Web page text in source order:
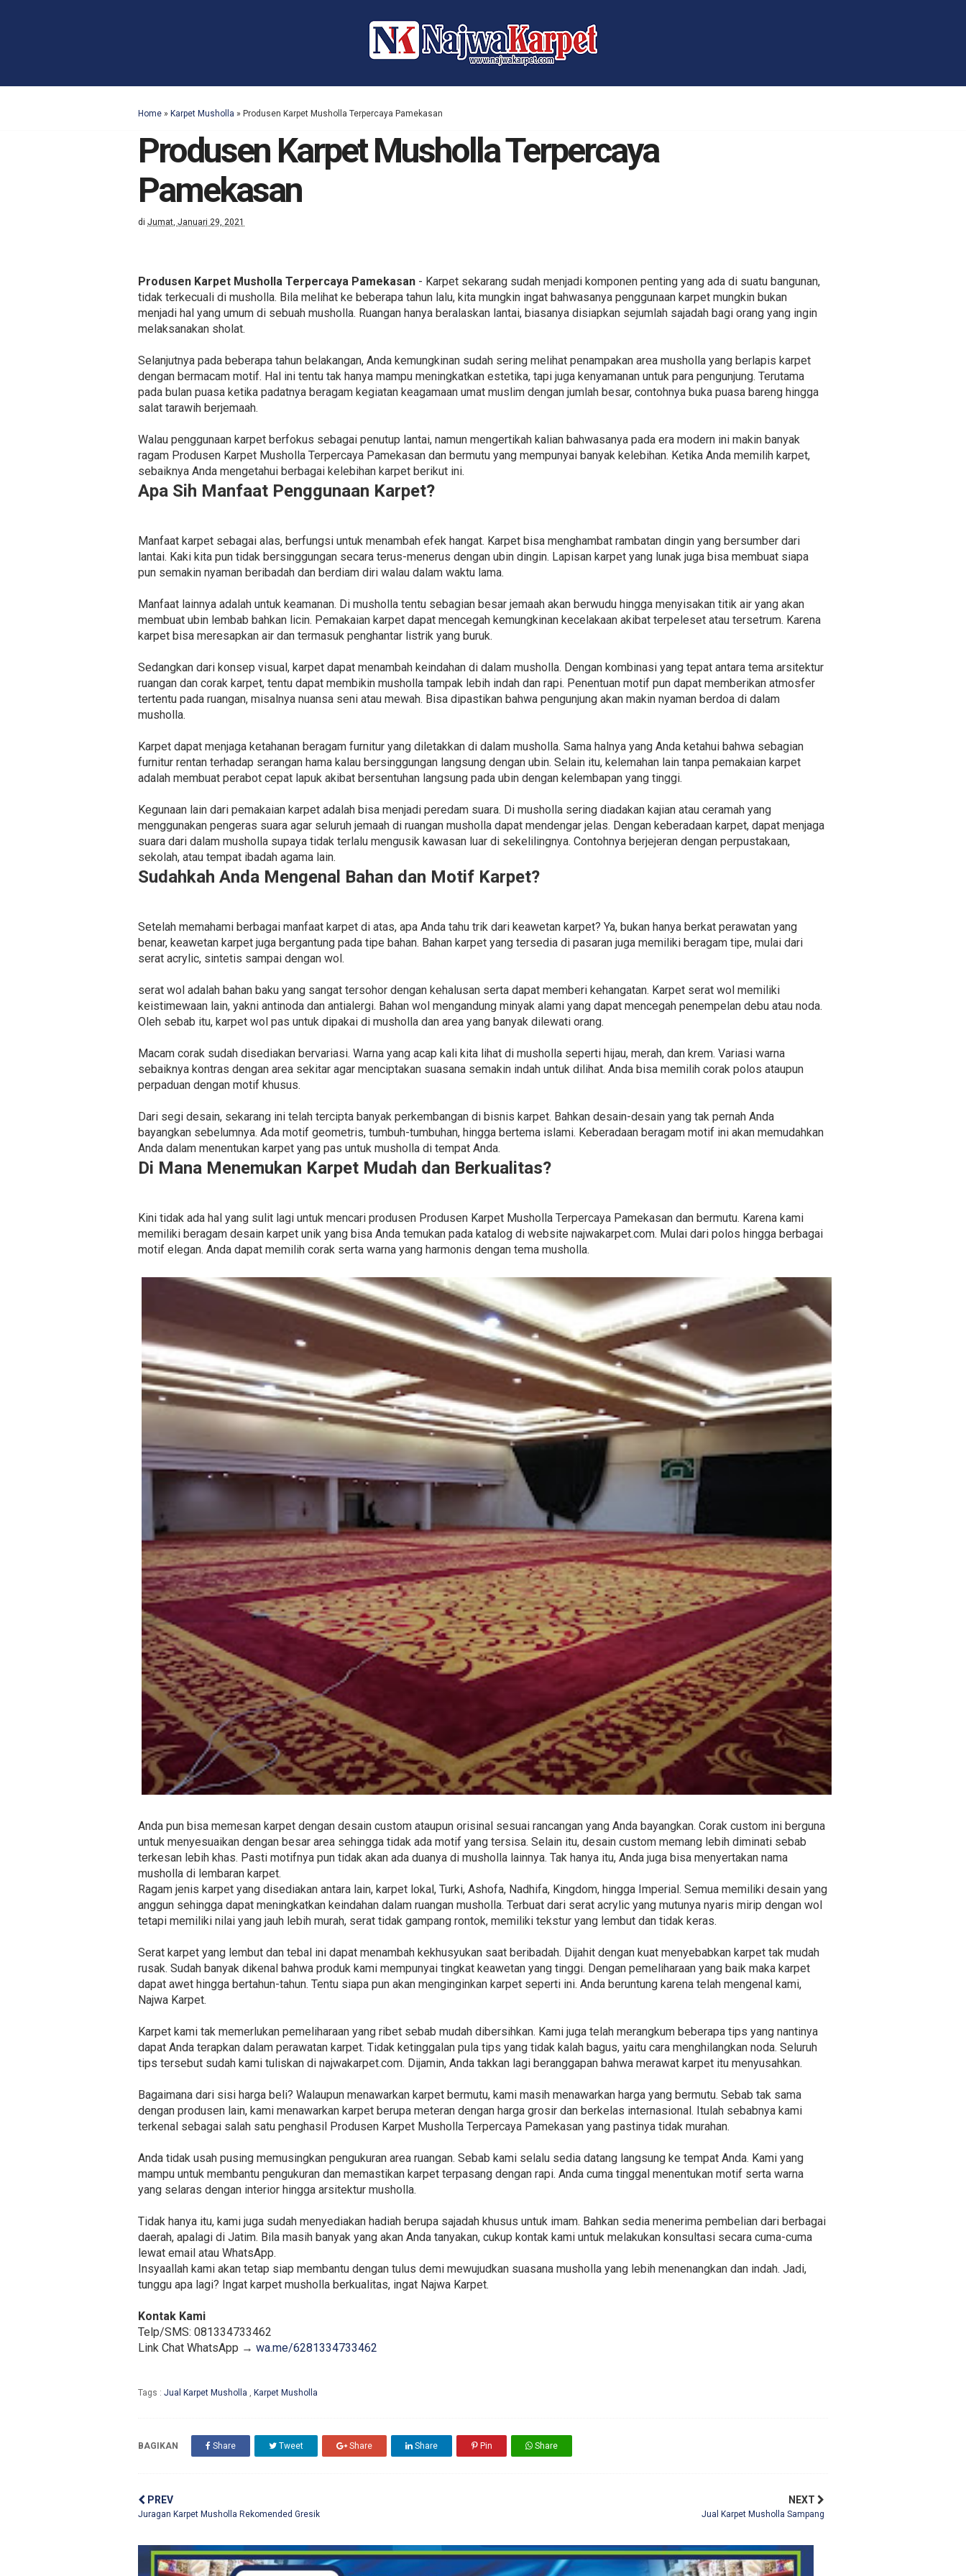
Home » Karpet Musholla » Produsen Karpet Musholla Terpercaya Pamekasan
Produsen Karpet Musholla Terpercaya
Pamekasan
di Jumat, Januari 29, 2021
Produsen Karpet Musholla Terpercaya Pamekasan - Karpet sekarang sudah menjadi komponen penting yang ada di suatu bangunan,
tidak terkecuali di musholla. Bila melihat ke beberapa tahun lalu, kita mungkin ingat bahwasanya penggunaan karpet mungkin bukan
menjadi hal yang umum di sebuah musholla. Ruangan hanya beralaskan lantai, biasanya disiapkan sejumlah sajadah bagi orang yang ingin
melaksanakan sholat.
Selanjutnya pada beberapa tahun belakangan, Anda kemungkinan sudah sering melihat penampakan area musholla yang berlapis karpet
dengan bermacam motif. Hal ini tentu tak hanya mampu meningkatkan estetika, tapi juga kenyamanan untuk para pengunjung. Terutama
pada bulan puasa ketika padatnya beragam kegiatan keagamaan umat muslim dengan jumlah besar, contohnya buka puasa bareng hingga
salat tarawih berjemaah.
Walau penggunaan karpet berfokus sebagai penutup lantai, namun mengertikah kalian bahwasanya pada era modern ini makin banyak
ragam Produsen Karpet Musholla Terpercaya Pamekasan dan bermutu yang mempunyai banyak kelebihan. Ketika Anda memilih karpet,
sebaiknya Anda mengetahui berbagai kelebihan karpet berikut ini.
Apa Sih Manfaat Penggunaan Karpet?
Manfaat karpet sebagai alas, berfungsi untuk menambah efek hangat. Karpet bisa menghambat rambatan dingin yang bersumber dari
lantai. Kaki kita pun tidak bersinggungan secara terus-menerus dengan ubin dingin. Lapisan karpet yang lunak juga bisa membuat siapa
pun semakin nyaman beribadah dan berdiam diri walau dalam waktu lama.
Manfaat lainnya adalah untuk keamanan. Di musholla tentu sebagian besar jemaah akan berwudu hingga menyisakan titik air yang akan
membuat ubin lembab bahkan licin. Pemakaian karpet dapat mencegah kemungkinan kecelakaan akibat terpeleset atau tersetrum. Karena
karpet bisa meresapkan air dan termasuk penghantar listrik yang buruk.
Sedangkan dari konsep visual, karpet dapat menambah keindahan di dalam musholla. Dengan kombinasi yang tepat antara tema arsitektur
ruangan dan corak karpet, tentu dapat membikin musholla tampak lebih indah dan rapi. Penentuan motif pun dapat memberikan atmosfer
tertentu pada ruangan, misalnya nuansa seni atau mewah. Bisa dipastikan bahwa pengunjung akan makin nyaman berdoa di dalam
musholla.
Karpet dapat menjaga ketahanan beragam furnitur yang diletakkan di dalam musholla. Sama halnya yang Anda ketahui bahwa sebagian
furnitur rentan terhadap serangan hama kalau bersinggungan langsung dengan ubin. Selain itu, kelemahan lain tanpa pemakaian karpet
adalah membuat perabot cepat lapuk akibat bersentuhan langsung pada ubin dengan kelembapan yang tinggi.
Kegunaan lain dari pemakaian karpet adalah bisa menjadi peredam suara. Di musholla sering diadakan kajian atau ceramah yang
menggunakan pengeras suara agar seluruh jemaah di ruangan musholla dapat mendengar jelas. Dengan keberadaan karpet, dapat menjaga
suara dari dalam musholla supaya tidak terlalu mengusik kawasan luar di sekelilingnya. Contohnya berjejeran dengan perpustakaan,
sekolah, atau tempat ibadah agama lain.
Sudahkah Anda Mengenal Bahan dan Motif Karpet?
Setelah memahami berbagai manfaat karpet di atas, apa Anda tahu trik dari keawetan karpet? Ya, bukan hanya berkat perawatan yang
benar, keawetan karpet juga bergantung pada tipe bahan. Bahan karpet yang tersedia di pasaran juga memiliki beragam tipe, mulai dari
serat acrylic, sintetis sampai dengan wol.
serat wol adalah bahan baku yang sangat tersohor dengan kehalusan serta dapat memberi kehangatan. Karpet serat wol memiliki
keistimewaan lain, yakni antinoda dan antialergi. Bahan wol mengandung minyak alami yang dapat mencegah penempelan debu atau noda.
Oleh sebab itu, karpet wol pas untuk dipakai di musholla dan area yang banyak dilewati orang.
Macam corak sudah disediakan bervariasi. Warna yang acap kali kita lihat di musholla seperti hijau, merah, dan krem. Variasi warna
sebaiknya kontras dengan area sekitar agar menciptakan suasana semakin indah untuk dilihat. Anda bisa memilih corak polos ataupun
perpaduan dengan motif khusus.
Dari segi desain, sekarang ini telah tercipta banyak perkembangan di bisnis karpet. Bahkan desain-desain yang tak pernah Anda
bayangkan sebelumnya. Ada motif geometris, tumbuh-tumbuhan, hingga bertema islami. Keberadaan beragam motif ini akan memudahkan
Anda dalam menentukan karpet yang pas untuk musholla di tempat Anda.
Di Mana Menemukan Karpet Mudah dan Berkualitas?
Kini tidak ada hal yang sulit lagi untuk mencari produsen Produsen Karpet Musholla Terpercaya Pamekasan dan bermutu. Karena kami
memiliki beragam desain karpet unik yang bisa Anda temukan pada katalog di website najwakarpet.com. Mulai dari polos hingga berbagai
motif elegan. Anda dapat memilih corak serta warna yang harmonis dengan tema musholla.
Anda pun bisa memesan karpet dengan desain custom ataupun orisinal sesuai rancangan yang Anda bayangkan. Corak custom ini berguna
untuk menyesuaikan dengan besar area sehingga tidak ada motif yang tersisa. Selain itu, desain custom memang lebih diminati sebab
terkesan lebih khas. Pasti motifnya pun tidak akan ada duanya di musholla lainnya. Tak hanya itu, Anda juga bisa menyertakan nama
musholla di lembaran karpet.
Ragam jenis karpet yang disediakan antara lain, karpet lokal, Turki, Ashofa, Nadhifa, Kingdom, hingga Imperial. Semua memiliki desain yang
anggun sehingga dapat meningkatkan keindahan dalam ruangan musholla. Terbuat dari serat acrylic yang mutunya nyaris mirip dengan wol
tetapi memiliki nilai yang jauh lebih murah, serat tidak gampang rontok, memiliki tekstur yang lembut dan tidak keras.
Serat karpet yang lembut dan tebal ini dapat menambah kekhusyukan saat beribadah. Dijahit dengan kuat menyebabkan karpet tak mudah
rusak. Sudah banyak dikenal bahwa produk kami mempunyai tingkat keawetan yang tinggi. Dengan pemeliharaan yang baik maka karpet
dapat awet hingga bertahun-tahun. Tentu siapa pun akan menginginkan karpet seperti ini. Anda beruntung karena telah mengenal kami,
Najwa Karpet.
Karpet kami tak memerlukan pemeliharaan yang ribet sebab mudah dibersihkan. Kami juga telah merangkum beberapa tips yang nantinya
dapat Anda terapkan dalam perawatan karpet. Tidak ketinggalan pula tips yang tidak kalah bagus, yaitu cara menghilangkan noda. Seluruh
tips tersebut sudah kami tuliskan di najwakarpet.com. Dijamin, Anda takkan lagi beranggapan bahwa merawat karpet itu menyusahkan.
Bagaimana dari sisi harga beli? Walaupun menawarkan karpet bermutu, kami masih menawarkan harga yang bermutu. Sebab tak sama
dengan produsen lain, kami menawarkan karpet berupa meteran dengan harga grosir dan berkelas internasional. Itulah sebabnya kami
terkenal sebagai salah satu penghasil Produsen Karpet Musholla Terpercaya Pamekasan yang pastinya tidak murahan.
Anda tidak usah pusing memusingkan pengukuran area ruangan. Sebab kami selalu sedia datang langsung ke tempat Anda. Kami yang
mampu untuk membantu pengukuran dan memastikan karpet terpasang dengan rapi. Anda cuma tinggal menentukan motif serta warna
yang selaras dengan interior hingga arsitektur musholla.
Tidak hanya itu, kami juga sudah menyediakan hadiah berupa sajadah khusus untuk imam. Bahkan sedia menerima pembelian dari berbagai
daerah, apalagi di Jatim. Bila masih banyak yang akan Anda tanyakan, cukup kontak kami untuk melakukan konsultasi secara cuma-cuma
lewat email atau WhatsApp.
Insyaallah kami akan tetap siap membantu dengan tulus demi mewujudkan suasana musholla yang lebih menenangkan dan indah. Jadi,
tunggu apa lagi? Ingat karpet musholla berkualitas, ingat Najwa Karpet.
Kontak Kami
Telp/SMS: 081334733462
Link Chat WhatsApp → wa.me/6281334733462
Tags : Jual Karpet Musholla , Karpet Musholla
BAGIKAN Share Tweet Share Share Pin Share
PREV
Juragan Karpet Musholla Rekomended Gresik
NEXT
Jual Karpet Musholla Sampang